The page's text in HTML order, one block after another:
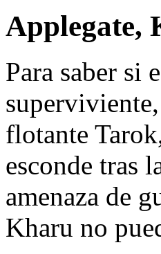
Applegate,
Para saber si
flotante
esconde tras
amenaza de
Kharu no